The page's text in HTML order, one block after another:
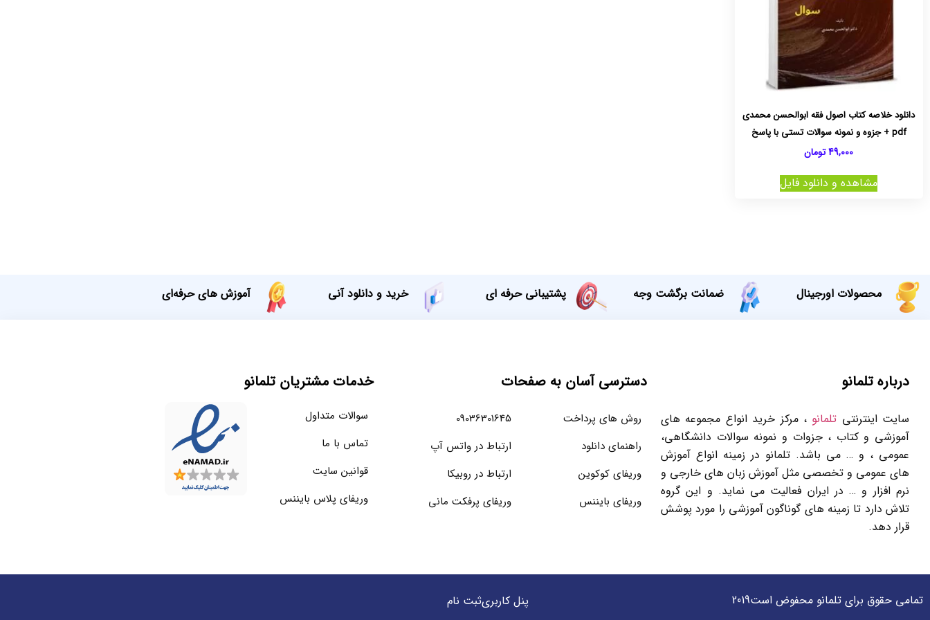
دانلود خلاصه کتاب اصول فقه ابوالحسن محمدی
pdf + جزوه و نمونه سوالات تستی با پاسخ
49,000تومان
مشاهده و دانلود فایل
محصولات اورجینال ضمانت برگشت وجه پشتیبانی حرفه ای خرید و دانلود آنی آموزش های حرفه‌ای
درباره تلمانو
سایت اینترنتی تلمانو ، مرکز خرید انواع مجموعه های
آموزشی و کتاب ، جزوات و نمونه سوالات دانشگاهی،
عمومی ، و … می باشد. تلمانو در زمینه انواع آموزش
های عمومی و تخصصی مثل آموزش زبان های خارجی و
نرم افزار و … در ایران فعالیت می نماید. و این گروه
تلاش دارد تا زمینه های گوناگون آموزشی را مورد پوشش
قرار دهد.
دسترسی آسان به صفحات
روش های پرداخت
راهنمای دانلود
وریفای کوکوین
وریفای بایننس
09036301645
ارتباط در واتس آپ
ارتباط در روبیکا
وریفای پرفکت مانی
خدمات مشتریان تلمانو
سوالات متداول
تماس با ما
قوانین سایت
وریفای پلاس بایننس
تمامی حقوق برای تلمانو محفوض است2019 پنل کاربریثبت نام